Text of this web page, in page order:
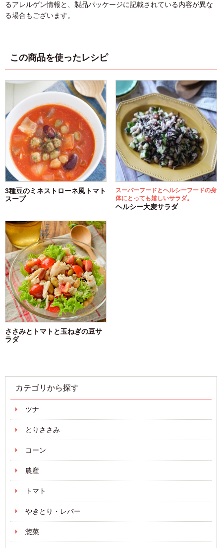
るアレルゲン情報と、製品パッケージに記載されている内容が異な
る場合もございます。
この商品を使ったレシピ
3種豆のミネストローネ風トマト
スープ
スーパーフードとヘルシーフードの身
体にとっても嬉しいサラダ。
ヘルシー大麦サラダ
ささみとトマトと玉ねぎの豆サ
ラダ
カテゴリから探す
ツナ
とりささみ
コーン
農産
トマト
やきとり・レバー
惣菜